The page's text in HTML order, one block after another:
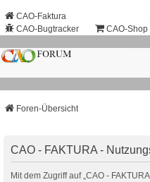
CAO-Faktura
CAO-Bugtracker
CAO-Shop
Foren-Übersicht
CAO - FAKTURA -
Mit dem Zugriff auf „CAO -